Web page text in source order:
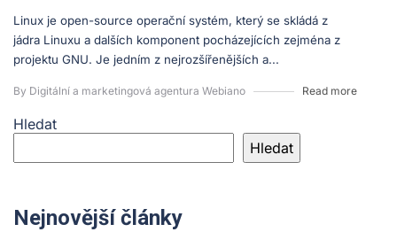
Linux je open-source operační systém, který se skládá z
jádra Linuxu a dalších komponent pocházejících zejména z
projektu GNU. Je jedním z nejrozšířenějších a...
By Digitální a marketingová agentura Webiano Read more
Hledat
Hledat
Nejnovější články